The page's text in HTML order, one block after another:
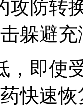
攻防转
躲避
，即使
快速